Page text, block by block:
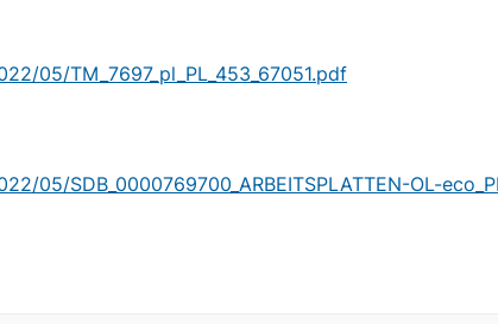
05/TM_7697_pl_PL_453_67051.pdf
SDB_0000769700_ARBEITSPLATTEN-OL-